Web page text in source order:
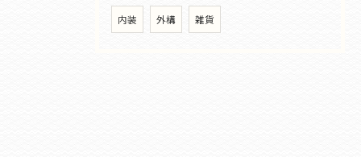
内装 外構 雑貨